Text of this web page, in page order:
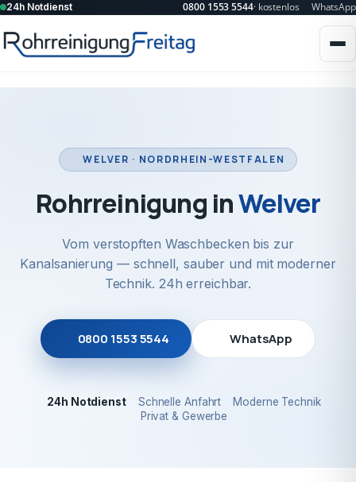
24h Notdienst 0800 1553 5544· kostenlos WhatsApp
WELVER · NORDRHEIN-WESTFALEN
Rohrreinigung inWelver
Vom verstopften Waschbecken bis zur
Kanalsanierung — schnell, sauber und mit moderner
Technik. 24h erreichbar.
0800 1553 5544 WhatsApp
24h Notdienst Schnelle Anfahrt
Moderne Technik
Privat & Gewerbe